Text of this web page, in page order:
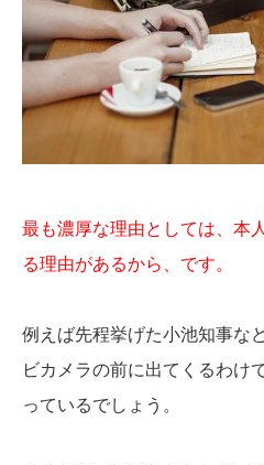
最も濃厚な理由としては、本
る理由があるから、です。
例えば先程挙げた小池知事な
ビカメラの前に出てくるわけ
っているでしょう。